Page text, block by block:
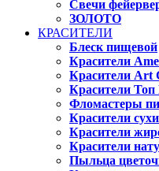
Свечи
ЗОЛОТО
КРАСИТЕЛИ
Блеск пищевой
Красители
Красители Art
Красители Топ
Фломастеры
Красители
Красители
Красители
Пыльца